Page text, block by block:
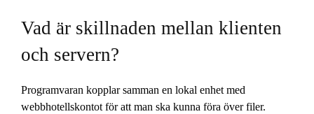
Vad är skillnaden mellan klienten
och servern?
Programvaran kopplar samman en lokal enhet med
webbhotellskontot för att man ska kunna föra över filer.